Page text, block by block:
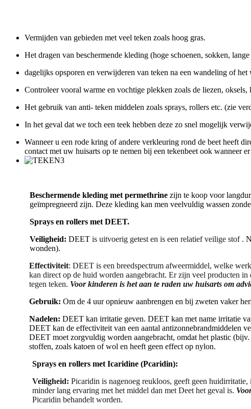
Vermijden van gebieden met veel teken zoals hoog gras.
Het dragen van beschermende kleding (hoge schoenen, sokken,
dagelijks opsporen en verwijderen van teken na een wandeling of het
Controleer vooral warme en vochtige plekken zoals de liezen, oksels,
Het gebruik van anti- teken middelen zoals sprays, rollers etc. (zie
In het geval dat we toch een teek hebben deze zo snel mogelijk
Wanneer u een rode kring of andere verkleuring rond de beet heeft
contact met uw huisarts op te nemen bij een tekenbeet ook wanneer
Beschermende kleding met permethrine zijn te koop voor
geïmpregneerd zijn. Deze kleding kan men veelvuldig wassen
Sprays en rollers met DEET.
Veiligheid: DEETis uitvoerig getest en is een relatief veilige stof .
wonden).
Effectiviteit: DEET is een breedspectrum afweermiddel, welke
kan direct op de huid worden aangebracht. Er zijn veel producten
tegen teken. Voor kinderen is het aan te raden uw huisarts om
Gebruik: Om de 4 uur opnieuw aanbrengen en bij zweten vaker
Nadelen: DEET kan irritatie geven. DEET kan met name irritatie
DEET kan de effectiviteit van een aantal antizonnebrandmiddelen
DEET moet zorgvuldig worden aangebracht, omdat het plastic
stoffen, zoals katoen of wol en heeft geen effect op nylon.
Sprays en rollers met Icaridine (Pcaridin):
Veiligheid: Picaridin is nagenoeg reukloos, geeft geen
minder lang ervaring met het middel dan met Deet het geval is.
Picaridin behandelt worden.